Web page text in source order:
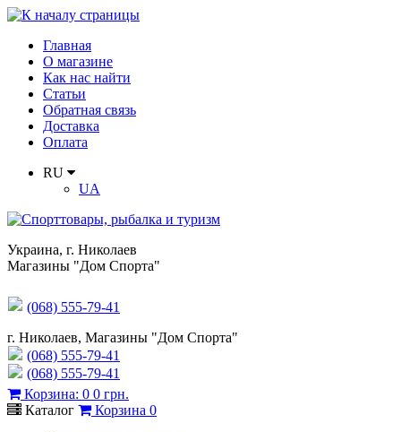
Главная
О магазине
Как нас найти
Статьи
Обратная связь
Доставка
Оплата
RU
UA
Украина, г. Николаев
Магазины "Дом Спорта"
(068) 555-79-41
г. Николаев, Магазины "Дом Спорта"
(068) 555-79-41
(068) 555-79-41
Корзина: 0 0 грн.
Каталог
Корзина 0